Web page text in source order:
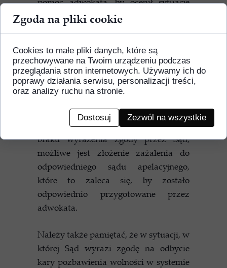
oraz przygotował wniosek wraz z
odpowiednią argumentacją do
dokonaniu analizy sytuacji skazanego,
podejmuje decyzję w formie
postanowienia, czy zezwala
skazanemu na odbycie kary
pozbawienia wolności w systemie
dozoru elektronicznego. W sytuacji
braku wyrażenia zgody przez Sąd,
możliwe jest złożenie zażalenia do
odpowiedniego sądu apelacyjnego,
które to zaleca się, by zostało
odpowiednio przygotowane przez
adwokata.
Należy także pamiętać, że w sytuacji, w
której Sąd wyrazi zgodę na odbycie
kary pozbawienia wolności w systemie
Zgoda na pliki cookie
Cookies to małe pliki danych, które są
przechowywane na Twoim urządzeniu podczas
przeglądania stron internetowych. Używamy ich do
poprawy działania serwisu, personalizacji treści,
oraz analizy ruchu na stronie.
Dostosuj Zezwól na wszystkie